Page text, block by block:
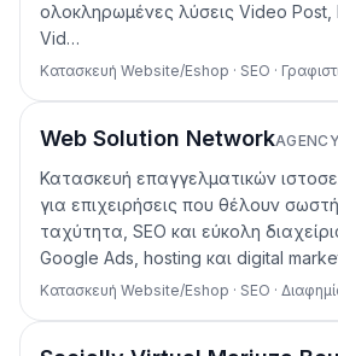
ολοκληρωμένες λύσεις Video Post,
Vid…
Κατασκευή Website/Eshop · SEO ·
Web Solution NetworkAGENCY
Κατασκευή επαγγελματικών
για επιχειρήσεις που θέλουν
ταχύτητα, SEO και εύκολη
Google Ads, hosting και digital
Κατασκευή Website/Eshop · SEO ·